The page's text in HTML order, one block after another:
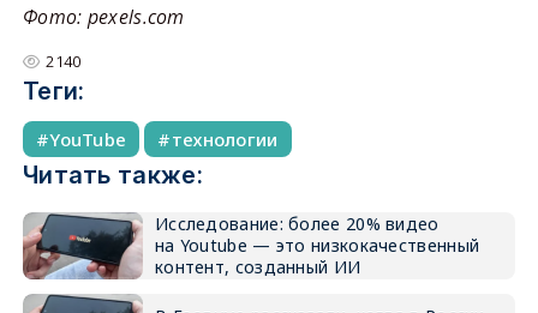
Фото: pexels.com
2140
Теги:
YouTube технологии
Читать также:
Исследование: более 20% видео
на Youtube — это низкокачественный
контент, созданный ИИ